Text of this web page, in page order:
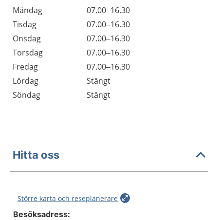
Dag
Öppettider
Kommentarer
Måndag
07.00–16.30
Tisdag
07.00–16.30
Onsdag
07.00–16.30
Torsdag
07.00–16.30
Fredag
07.00–16.30
Lördag
Stängt
Söndag
Stängt
Hitta oss
Större karta och reseplanerare
Besöksadress: